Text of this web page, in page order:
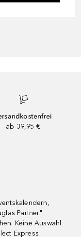
ab 39,95 €
Partner"
Keine Auswahl
Express